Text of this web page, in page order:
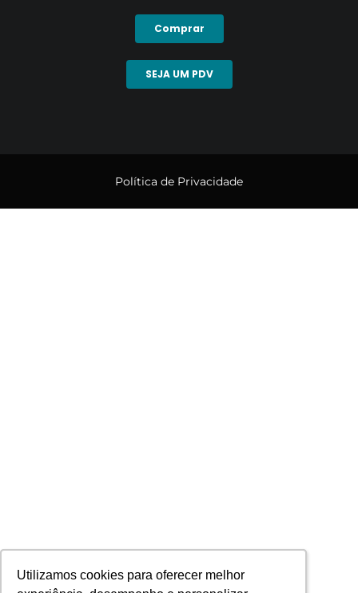
Utilizamos cookies para oferecer melhor
Utilizamos cookies para oferecer melhor
Comprar
SEJA UM PDV
Política de Privacidade